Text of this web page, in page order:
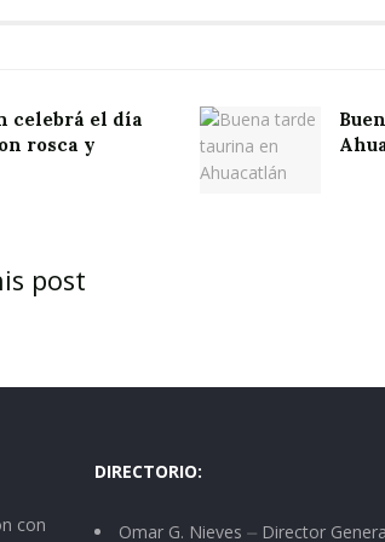
celebrá el día
rosca y
post
con
DIRECTORIO:
Omar G. Nieves ⏤ Director